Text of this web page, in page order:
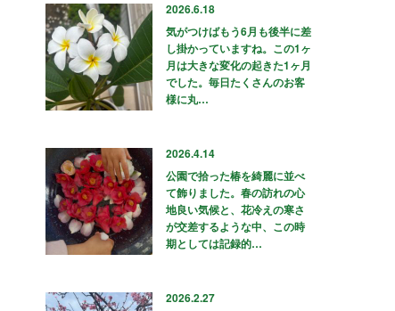
2026.6.18
気がつけばもう6月も後半に差
し掛かっていますね。この1ヶ
月は大きな変化の起きた1ヶ月
でした。毎日たくさんのお客
様に丸…
2026.4.14
公園で拾った椿を綺麗に並べ
て飾りました。春の訪れの心
地良い気候と、花冷えの寒さ
が交差するような中、この時
期としては記録的…
2026.2.27